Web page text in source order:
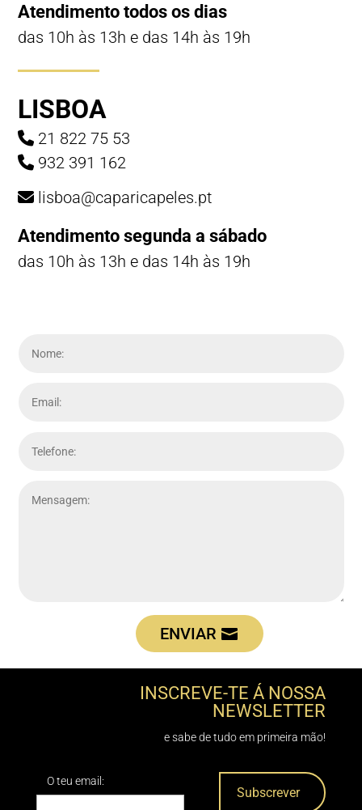
Atendimento todos os dias
das 10h às 13h e das 14h às 19h
LISBOA
21 822 75 53
932 391 162
lisboa@caparicapeles.pt
Atendimento segunda a sábado
das 10h às 13h e das 14h às 19h
ENVIAR
INSCREVE-TE Á NOSSA
NEWSLETTER
e sabe de tudo em primeira mão!
O teu email: